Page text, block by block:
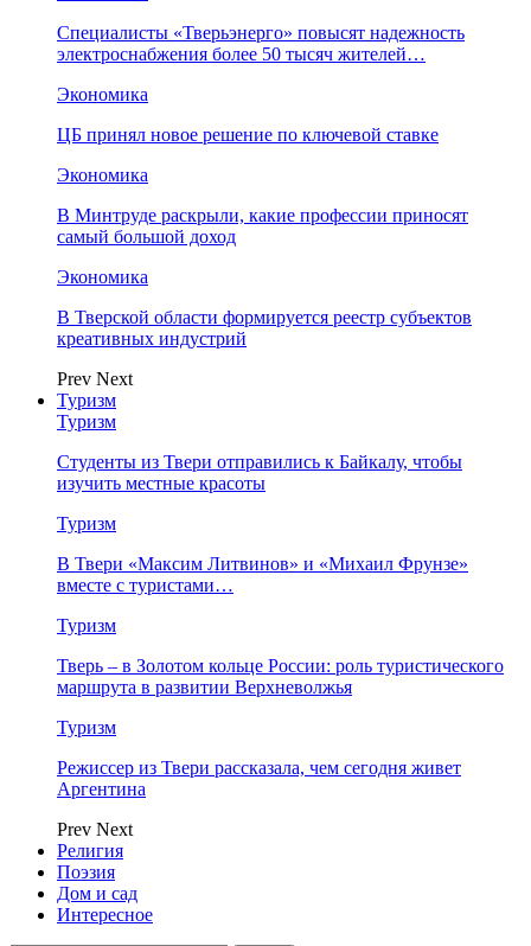
Специалисты «Тверьэнерго» повысят надежность
электроснабжения более 50 тысяч жителей…
Экономика
ЦБ принял новое решение по ключевой ставке
Экономика
В Минтруде раскрыли, какие профессии приносят
самый большой доход
Экономика
В Тверской области формируется реестр субъектов
креативных индустрий
Prev Next
Туризм
Туризм
Студенты из Твери отправились к Байкалу, чтобы
изучить местные красоты
Туризм
В Твери «Максим Литвинов» и «Михаил Фрунзе»
вместе с туристами…
Туризм
Тверь – в Золотом кольце России: роль туристического
маршрута в развитии Верхневолжья
Туризм
Режиссер из Твери рассказала, чем сегодня живет
Аргентина
Prev Next
Религия
Поэзия
Дом и сад
Интересное